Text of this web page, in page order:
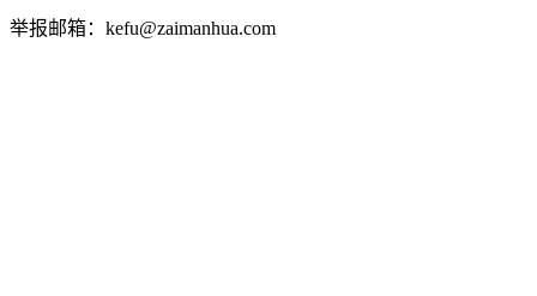
举报邮箱：kefu@zaimanhua.com